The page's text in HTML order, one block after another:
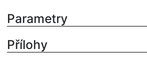
Parametry
Přílohy